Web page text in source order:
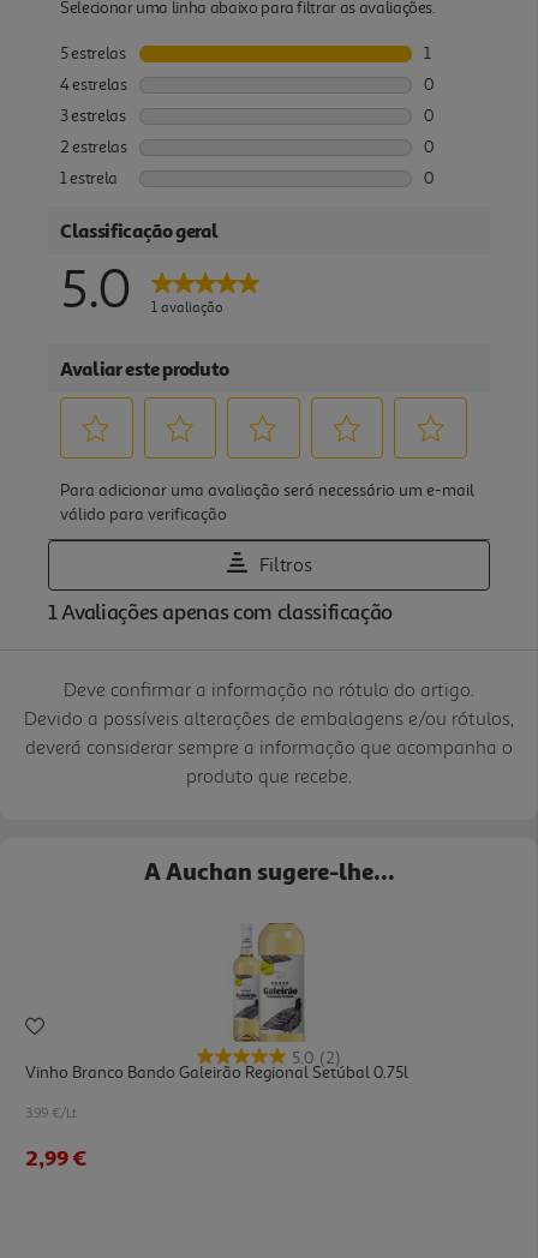
Deve confirmar a informação no rótulo do artigo.
Devido a possíveis alterações de embalagens e/ou rótulos,
deverá considerar sempre a informação que acompanha o
produto que recebe.
A Auchan sugere-lhe...
5.0 (2)
Vinho Branco Bando Galeirão Regional Setúbal 0.75l
3.99 €/Lt
2,99 €